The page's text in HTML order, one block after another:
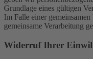
Grundlage eines gültigen
Im Falle einer
gemeinsame Verarbeitung
Widerruf Ihrer